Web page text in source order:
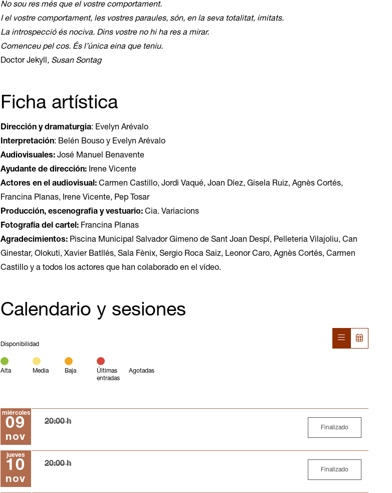
No sou res més que el vostre comportament.
I el vostre comportament, les vostres paraules, són, en la seva totalitat, imitats.
La introspecció és nociva. Dins vostre no hi ha res a mirar.
Comenceu pel cos. És l’única eina que teniu.
Doctor Jekyll, Susan Sontag
Ficha artística
Dirección y dramaturgia: Evelyn Arévalo
Interpretación: Belén Bouso y Evelyn Arévalo
Audiovisuales: José Manuel Benavente
Ayudante de dirección: Irene Vicente
Actores en el audiovisual: Carmen Castillo, Jordi Vaqué, Joan Díez, Gisela Ruiz, Agnès Cortés,
Francina Planas, Irene Vicente, Pep Tosar
Producción, escenografia y vestuario: Cia. Variacions
Fotografía del cartel: Francina Planas
Agradecimientos: Piscina Municipal Salvador Gimeno de Sant Joan Despí, Pelleteria Vilajoliu, Can
Ginestar, Olokuti, Xavier Batllés, Sala Fènix, Sergio Roca Saiz, Leonor Caro, Agnès Cortés, Carmen
Castillo y a todos los actores que han colaborado en el vídeo.
Calendario y sesiones
Disponibilidad
Alta Media Baja
Últimas
entradas
Agotadas
miércoles
09
nov
20:00 h
Finalizado
jueves
10
nov
20:00 h
Finalizado